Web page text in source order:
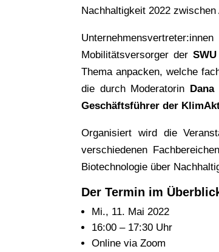
Nachhaltigkeit 2022
Mobilitätsversorger der SWU
Thema anpacken, welche
die durch Moderatorin Dana
Geschäftsführer der
Organisiert wird die
verschiedenen
Biotechnologie über
Der Termin im
Mi., 11. Mai 2022
16:00 – 17:30 Uhr
Online via Zoom